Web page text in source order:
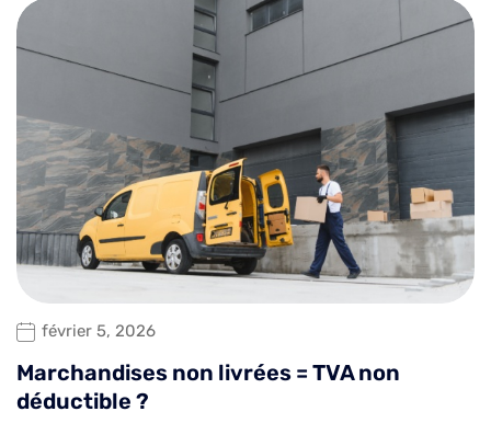
février 5, 2026
Marchandises non livrées = TVA non
déductible ?